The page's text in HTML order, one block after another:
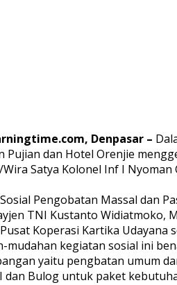
Denpasar –
Pujian dan Hotel Orenjie
Satya Kolonel Inf I Nyoman
Pengobatan Massal dan
TNI Kustanto Widiatmoko,
Pusat Koperasi Kartika
mudahan kegiatan sosial ini
yaitu pengbatan umum
dan Bulog untuk paket